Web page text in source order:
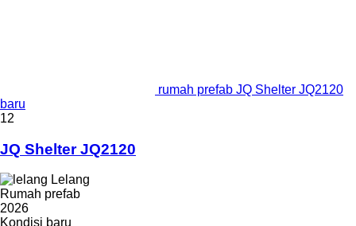
rumah prefab JQ Shelter JQ2120
baru
12
JQ Shelter JQ2120
Lelang
Rumah prefab
2026
Kondisi baru